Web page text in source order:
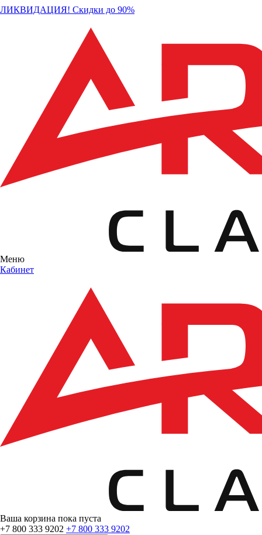
ЛИКВИДАЦИЯ! Скидки до 90%
Меню
Кабинет
Ваша корзина пока пуста
+7 800 333 9202 +7 800 333 9202